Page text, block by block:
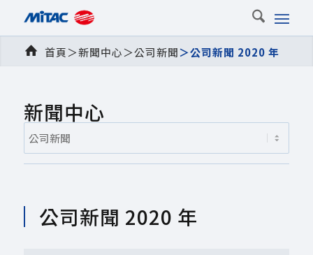
首頁＞新聞中心＞公司新聞＞公司新聞 2020 年
新聞中心
公司新聞 2020 年